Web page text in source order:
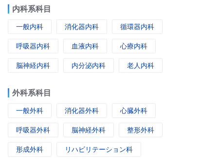
内科系科目
一般内科 消化器内科 循環器内科
呼吸器内科 血液内科 心療内科
脳神経内科 内分泌内科 老人内科
外科系科目
一般外科 消化器外科 心臓外科
呼吸器外科 脳神経外科 整形外科
形成外科 リハビリテーション科